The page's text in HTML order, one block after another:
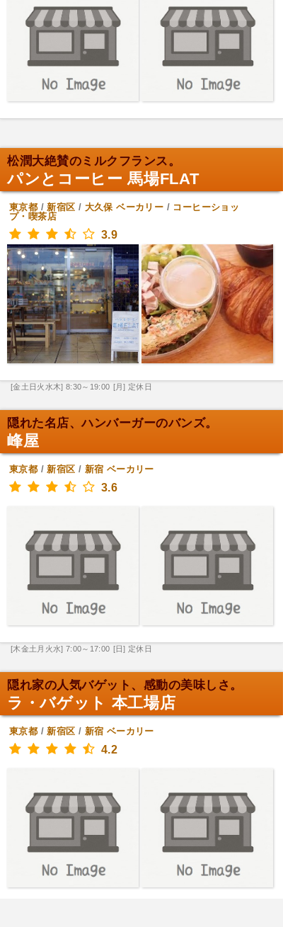
松潤大絶賛のミルクフランス。
パンとコーヒー 馬場FLAT
東京都 /新宿区 / 大久保 ベーカリー / コーヒーショッ
プ・喫茶店
3.9
[金土日火水木] 8:30～19:00 [月] 定休日
隠れた名店、ハンバーガーのバンズ。
峰屋
東京都 /新宿区 / 新宿 ベーカリー
3.6
[木金土月火水] 7:00～17:00 [日] 定休日
隠れ家の人気バゲット、感動の美味しさ。
ラ・バゲット 本工場店
東京都 /新宿区 / 新宿 ベーカリー
4.2